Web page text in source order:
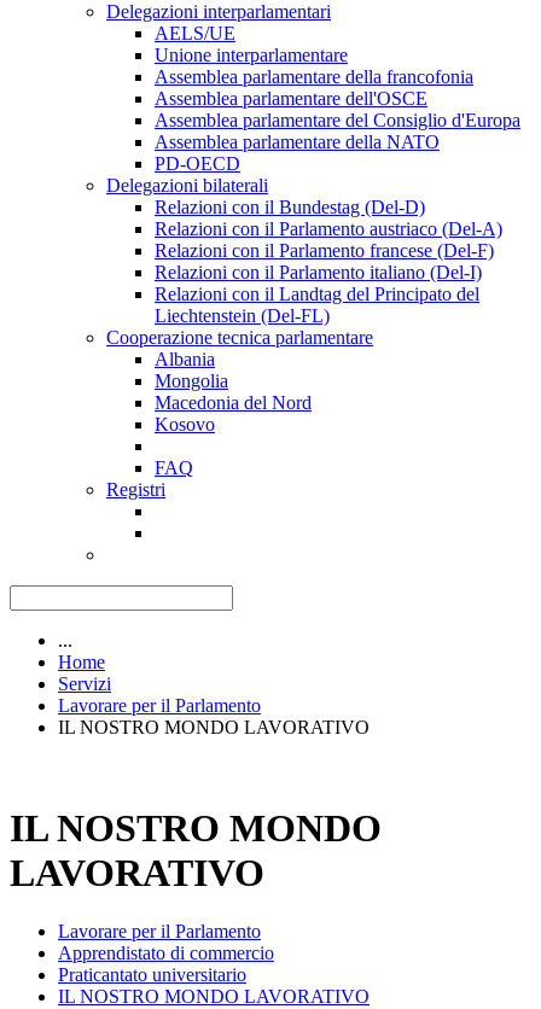
Delegazioni interparlamentari
AELS/UE
Unione interparlamentare
Assemblea parlamentare della francofonia
Assemblea parlamentare dell'OSCE
Assemblea parlamentare del Consiglio d'Europa
Assemblea parlamentare della NATO
PD-OECD
Delegazioni bilaterali
Relazioni con il Bundestag (Del-D)
Relazioni con il Parlamento austriaco (Del-A)
Relazioni con il Parlamento francese (Del-F)
Relazioni con il Parlamento italiano (Del-I)
Relazioni con il Landtag del Principato del
Liechtenstein (Del-FL)
Cooperazione tecnica parlamentare
Albania
Mongolia
Macedonia del Nord
Kosovo
FAQ
Registri
...
Home
Servizi
Lavorare per il Parlamento
IL NOSTRO MONDO LAVORATIVO
IL NOSTRO MONDO
LAVORATIVO
Lavorare per il Parlamento
Apprendistato di commercio
Praticantato universitario
IL NOSTRO MONDO LAVORATIVO